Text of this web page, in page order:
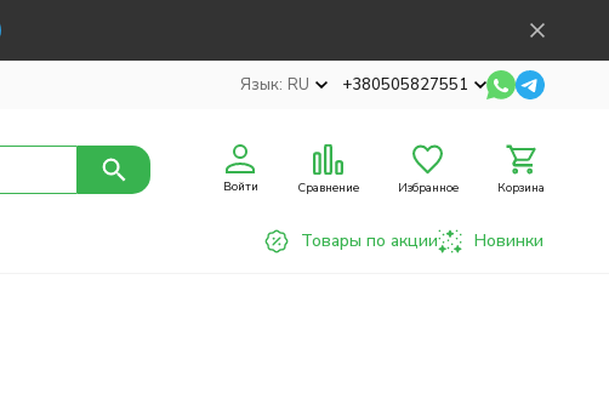
Язык: RU +380505827551
Войти Сравнение Избранное Корзина
Товары по акции Новинки